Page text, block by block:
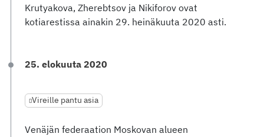
Krutyakova, Zherebtsov ja Nikiforov ovat
kotiarestissa ainakin 29. heinäkuuta 2020 asti.
25. elokuuta 2020
Vireille pantu asia
Venäjän federaation Moskovan alueen